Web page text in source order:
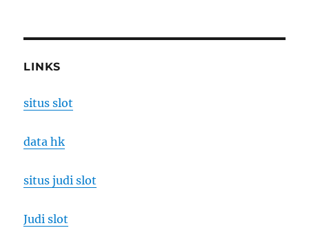
LINKS
situs slot
data hk
situs judi slot
Judi slot